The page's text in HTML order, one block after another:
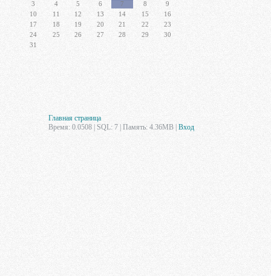
3
4 5 6 7 8
9
10
11 12 13 14 15
16
17
18 19 20 21 22
23
24
25 26 27 28 29
30
31
Главная страница
Время: 0.0508 | SQL: 7 | Память: 4.36MB Вход